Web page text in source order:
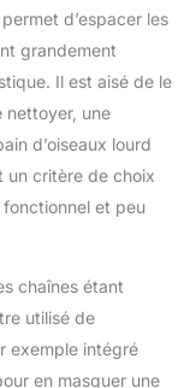
à
est facile
à
à
du
puis
un
d’espacer les
grandement
Il est aisé de le
nettoyer, une
d’oiseaux lourd
un critère de choix
et peu
chaînes étant
utilisé de
exemple intégré
en masquer une